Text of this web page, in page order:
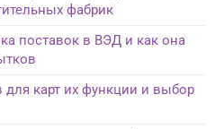
фабрик
поставок в ВЭД и как она
для карт их функции и выбор